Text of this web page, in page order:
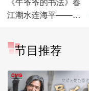
《牛爷爷的书法》春
江潮水连海平——唱
节目推荐